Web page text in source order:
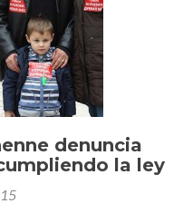
denuncia
la ley